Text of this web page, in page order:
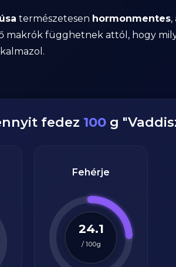
természetesen hormonmentes,
makrók függhetnek attól, hogy
fedez 100 g "
Fehérje
24.1
/100g